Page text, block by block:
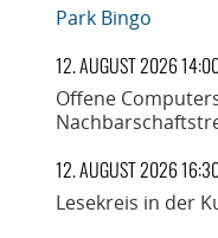
Park Bingo
12. AUGUST 2026
Offene
12. AUGUST 2026
Lesekreis in der